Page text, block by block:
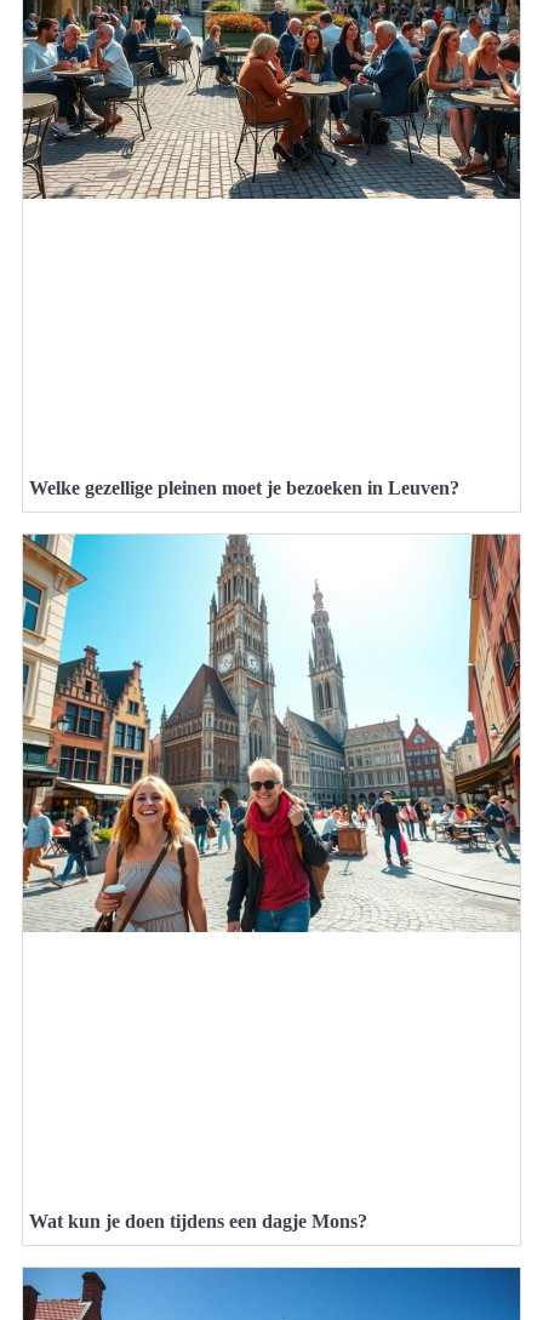
Welke gezellige pleinen moet je bezoeken in Leuven?
Wat kun je doen tijdens een dagje Mons?